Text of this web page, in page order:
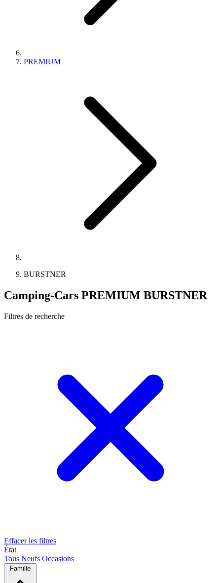
PREMIUM
BURSTNER
Camping-Cars PREMIUM BURSTNER
Filtres de recherche
Effacer les filtres
État
Tous Neufs Occasions
Famille